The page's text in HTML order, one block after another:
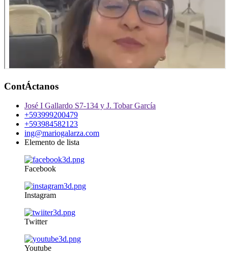
ContÁctanos
José I Gallardo S7-134 y J. Tobar García
+593999200479
+593984582123
ing@mariogalarza.com
Elemento de lista
Facebook
Instagram
Twitter
Youtube